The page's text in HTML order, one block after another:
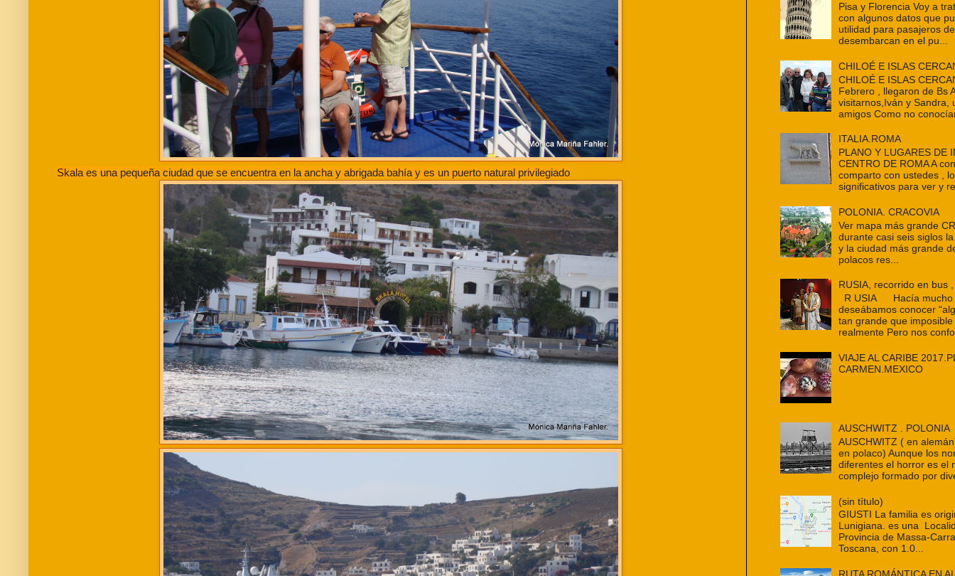
Skala es una pequeña ciudad que se encuentra en la ancha y abrigada bahía y es un puerto natural privilegiado
Pisa y Florencia Voy a
con algunos datos que
utilidad para pasajeros
desembarcan en el pu...
CHILOÉ E ISLAS
CHILOÉ E ISLAS
Febrero , llegaron de Bs
visitarnos,Iván y Sandra,
amigos Como no
ITALIA.ROMA
PLANO Y LUGARES DE
CENTRO DE ROMA A
comparto con ustedes ,
significativos para ver y
POLONIA. CRACOVIA
Ver mapa más grande
durante casi seis siglos
y la ciudad más grande
polacos res...
RUSIA, recorrido en bus
R USIA Hacía mucho
deseábamos conocer
tan grande que
realmente Pero nos
VIAJE AL CARIBE
CARMEN.MEXICO
AUSCHWITZ . POLONIA
AUSCHWITZ ( en
en polaco) Aunque los
diferentes el horror es el
complejo formado por
(sin título)
GIUSTI La familia es
Lunigiana. es una
Provincia de Massa-
Toscana, con 1.0...